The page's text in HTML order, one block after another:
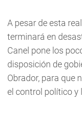
A pesar de esta
terminará en
Canel pone los
disposición de
Obrador, para que
el control político y